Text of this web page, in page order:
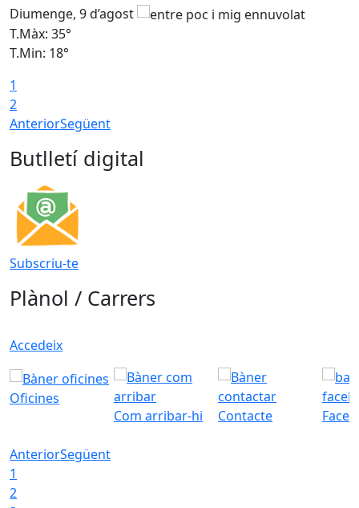
Diumenge, 9 d’agost
T.Màx: 35°
T.Min: 18°
1
2
AnteriorSegüent
Butlletí digital
Subscriu-te
Plànol / Carrers
Accedeix
Oficines
Com arribar-hi
Contacte
AnteriorSegüent
1
2